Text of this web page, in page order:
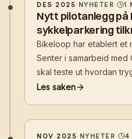
DES 2025· NYHETER· 1
Nytt pilotanlegg på
sykkelparkering
Bikeloop har etablert et
Senter i samarbeid med
skal teste ut hvordan
sykkelparkering ved
Les saken
NOV 2025· NYHETER· 4